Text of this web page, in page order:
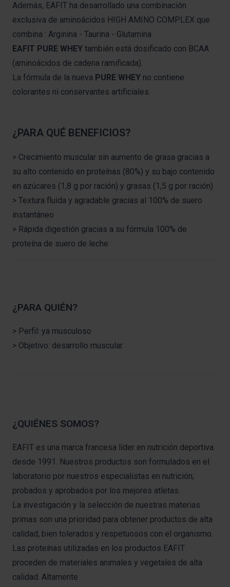
Además, EAFIT ha desarrollado una combinación
exclusiva de aminoácidos HIGH AMINO COMPLEX que
combina : Arginina - Taurina - Glutamina.
EAFIT PURE WHEY también está dosificado con BCAA
(aminoácidos de cadena ramificada).
La fórmula de la nueva PURE WHEY no contiene
colorantes ni conservantes artificiales.
¿PARA QUÉ BENEFICIOS?
> Crecimiento muscular sin aumento de grasa gracias a
su alto contenido en proteínas (80%) y su bajo contenido
en azúcares (1,8 g por ración) y grasas (1,5 g por ración)
> Textura fluida y agradable gracias al 100% de suero
instantáneo
> Rápida digestión gracias a su fórmula 100% de
proteína de suero de leche
¿PARA QUIÉN?
> Perfil: ya musculoso
> Objetivo: desarrollo muscular
¿QUIÉNES SOMOS?
EAFIT es una marca francesa líder en nutrición deportiva
desde 1991. Nuestros productos son formulados en el
laboratorio por nuestros especialistas en nutrición;
probados y aprobados por los mejores atletas.
La investigación y la selección de nuestras materias
primas son una prioridad para obtener productos de alta
calidad, bien tolerados y respetuosos con el organismo.
Las proteínas utilizadas en los productos EAFIT
proceden de materiales animales y vegetales de alta
calidad. Altamente